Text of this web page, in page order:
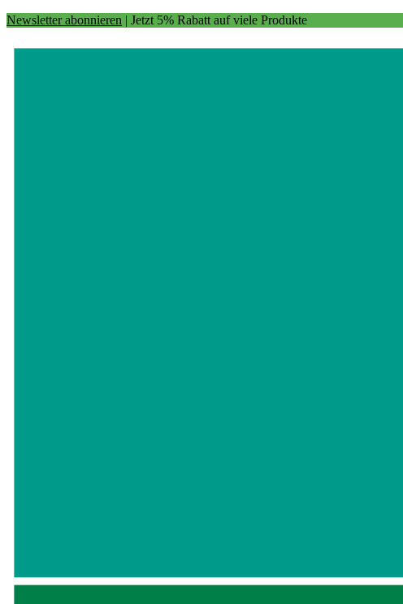
Newsletter abonnieren | Jetzt 5% Rabatt auf viele Produkte